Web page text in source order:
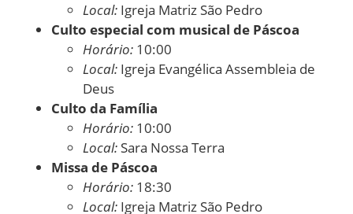
Local: Igreja Matriz São Pedro
Culto especial com musical de Páscoa
Horário: 10:00
Local: Igreja Evangélica Assembleia de
Deus
Culto da Família
Horário: 10:00
Local: Sara Nossa Terra
Missa de Páscoa
Horário: 18:30
Local: Igreja Matriz São Pedro